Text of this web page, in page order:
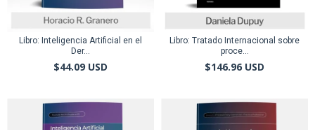
Libro: Inteligencia Artificial en el
Der...
$44.09 USD
Libro: Tratado Internacional sobre
proce...
$146.96 USD